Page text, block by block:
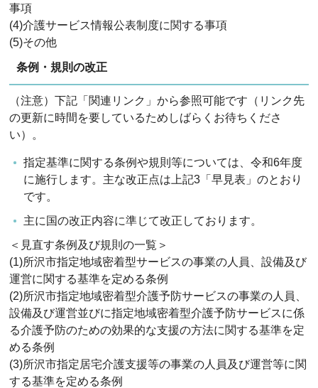
事項
(4)介護サービス情報公表制度に関する事項
(5)その他
条例・規則の改正
（注意）下記「関連リンク」から参照可能です（リンク先
の更新に時間を要しているためしばらくお待ちくださ
い）。
指定基準に関する条例や規則等については、令和6年度
に施行します。主な改正点は上記3「早見表」のとおり
です。
主に国の改正内容に準じて改正しております。
＜見直す条例及び規則の一覧＞
(1)所沢市指定地域密着型サービスの事業の人員、設備及び
運営に関する基準を定める条例
(2)所沢市指定地域密着型介護予防サービスの事業の人員、
設備及び運営並びに指定地域密着型介護予防サービスに係
る介護予防のための効果的な支援の方法に関する基準を定
める条例
(3)所沢市指定居宅介護支援等の事業の人員及び運営等に関
する基準を定める条例